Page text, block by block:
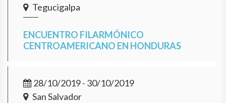
Tegucigalpa
ENCUENTRO FILARMÓNICO
CENTROAMERICANO EN HONDURAS
28/10/2019 - 30/10/2019
San Salvador